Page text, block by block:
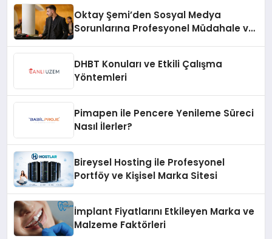
Oktay Şemi’den Sosyal Medya
Sorunlarına Profesyonel Müdahale ve
DHBT Konuları ve Etkili Çalışma
Yöntemleri
Pimapen ile Pencere Yenileme Süreci
Nasıl İlerler?
Bireysel Hosting ile Profesyonel
Portföy ve Kişisel Marka Sitesi
İmplant Fiyatlarını Etkileyen Marka ve
Malzeme Faktörleri